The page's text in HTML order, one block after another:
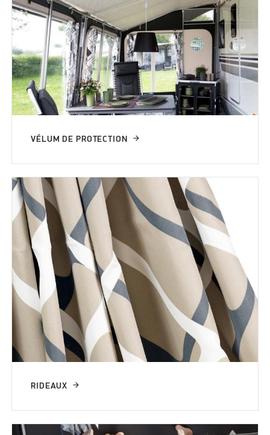
VÉLUM DE PROTECTION
RIDEAUX